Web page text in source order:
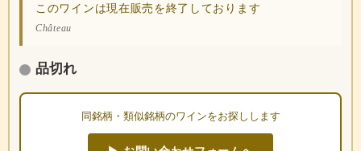
このワインは現在販売を終了しております
Château
品切れ
同銘柄・類似銘柄のワインをお探しします